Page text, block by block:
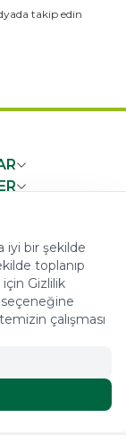
takip edin
RESERVED
iyi bir şekilde
toplanıp
Gizlilik
seçeneğine
çalışması